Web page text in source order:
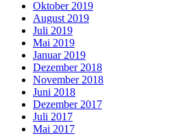
Oktober 2019
August 2019
Juli 2019
Mai 2019
Januar 2019
Dezember 2018
November 2018
Juni 2018
Dezember 2017
Juli 2017
Mai 2017